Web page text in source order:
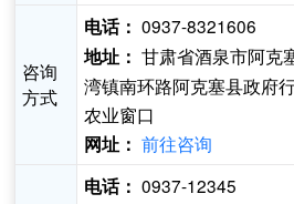
咨询
方式
电话： 0937-8321606
地址： 甘肃省酒泉市阿克
湾镇南环路阿克塞县政府
农业窗口
网址： 前往咨询
电话： 0937-12345